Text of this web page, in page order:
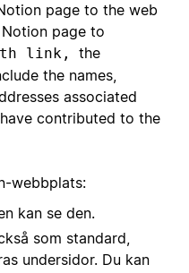
page to the web
page to
link,
the
the names,
associated
contributed to the
webbplats:
kan se den.
som standard,
undersidor. Du kan